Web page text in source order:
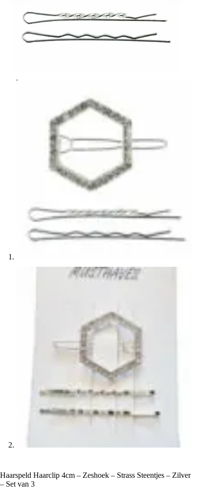
Haarspeld Haarclip 4cm – Zeshoek – Strass Steentjes – Zilver
– Set van 3